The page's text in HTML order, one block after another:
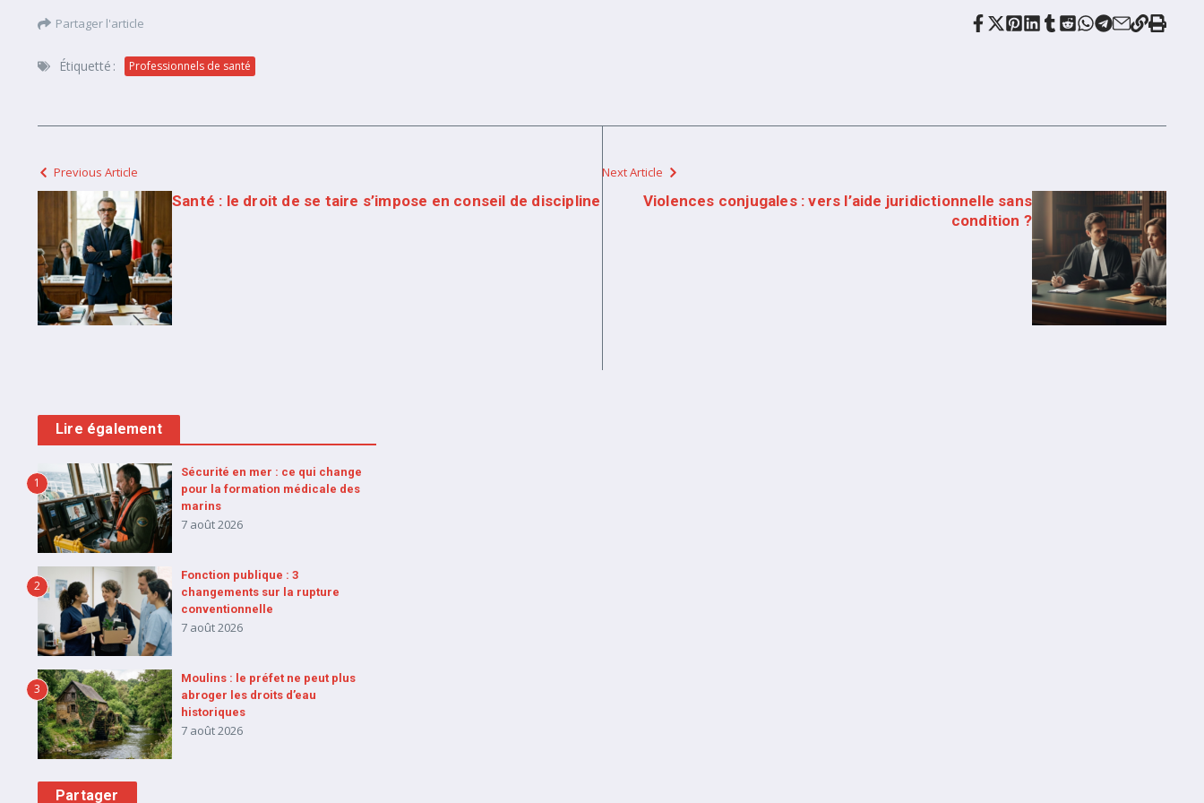
Partager l'article
Étiquetté : Professionnels de santé
Previous Article
Santé : le droit de se taire s’impose en conseil de discipline
Next Article
Violences conjugales : vers l’aide juridictionnelle sans
condition ?
Lire également
1
Sécurité en mer : ce qui change
pour la formation médicale des
marins
7 août 2026
2
Fonction publique : 3
changements sur la rupture
conventionnelle
7 août 2026
3
Moulins : le préfet ne peut plus
abroger les droits d’eau
historiques
7 août 2026
Partager